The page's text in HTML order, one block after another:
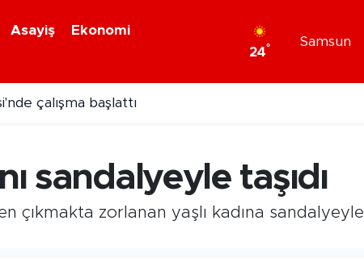
Asayiş
Ekonomi
24°
Samsun
sandalyeyle taşıdı
çıkmakta zorlanan yaşlı kadına sandalyeyle